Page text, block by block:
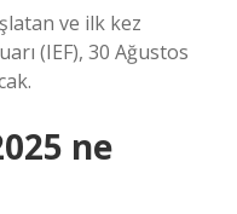
ve ilk kez
(IEF), 30 Ağustos
ne